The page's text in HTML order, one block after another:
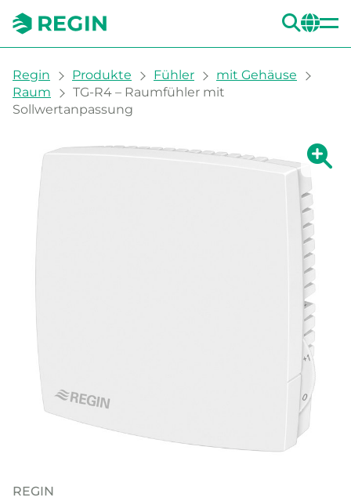
You are here:
Regin Produkte Fühler
mit Gehäuse
Raum
TG-R4 – Raumfühler mit
Sollwertanpassung
Zeige
REGIN